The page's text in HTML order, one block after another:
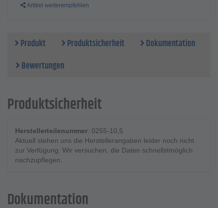
Artikel weiterempfehlen
Produkt Produktsicherheit
Dokumentation
Bewertungen
Produktsicherheit
Herstellerteilenummer: 0255-10,5
Aktuell stehen uns die Herstellerangaben leider noch nicht
zur Verfügung. Wir versuchen, die Daten schnellstmöglich
nachzupflegen.
Dokumentation